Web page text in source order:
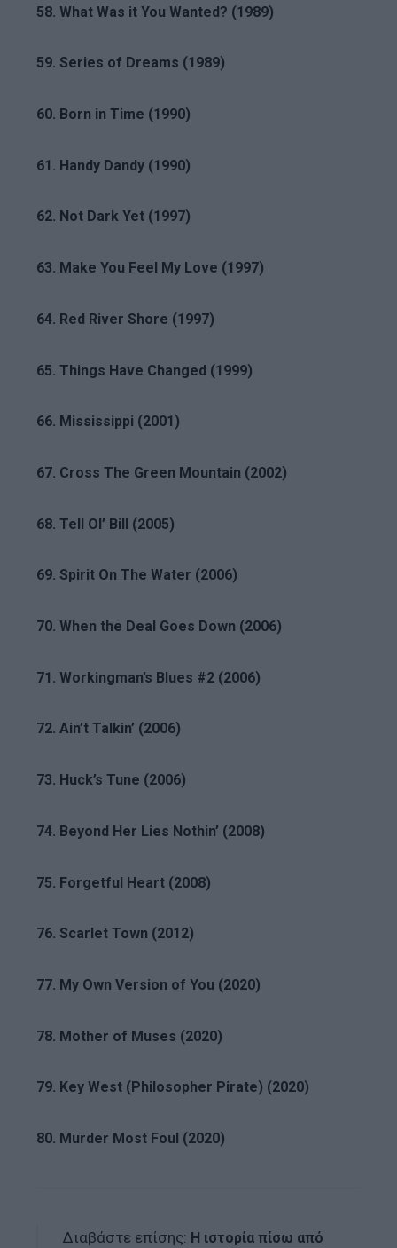
58. What Was it You Wanted? (1989)
59. Series of Dreams (1989)
60. Born in Time (1990)
61. Handy Dandy (1990)
62. Not Dark Yet (1997)
63. Make You Feel My Love (1997)
64. Red River Shore (1997)
65. Things Have Changed (1999)
66. Mississippi (2001)
67. Cross The Green Mountain (2002)
68. Tell Ol’ Bill (2005)
69. Spirit On The Water (2006)
70. When the Deal Goes Down (2006)
71. Workingman’s Blues #2 (2006)
72. Ain’t Talkin’ (2006)
73. Huck’s Tune (2006)
74. Beyond Her Lies Nothin’ (2008)
75. Forgetful Heart (2008)
76. Scarlet Town (2012)
77. My Own Version of You (2020)
78. Mother of Muses (2020)
79. Key West (Philosopher Pirate) (2020)
80. Murder Most Foul (2020)
Διαβάστε επίσης: Η ιστορία πίσω από